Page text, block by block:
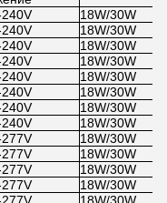
18W/30W
18W/30W
18W/30W
18W/30W
18W/30W
18W/30W
18W/30W
18W/30W
18W/30W
18W/30W
18W/30W
18W/30W